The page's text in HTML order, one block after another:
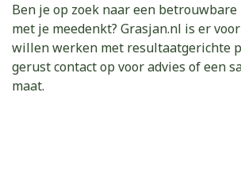
Ben je op zoek naar een
met je meedenkt? Grasjan.nl is er
willen werken met resultaatgerichte
gerust contact op voor advies of een
maat.